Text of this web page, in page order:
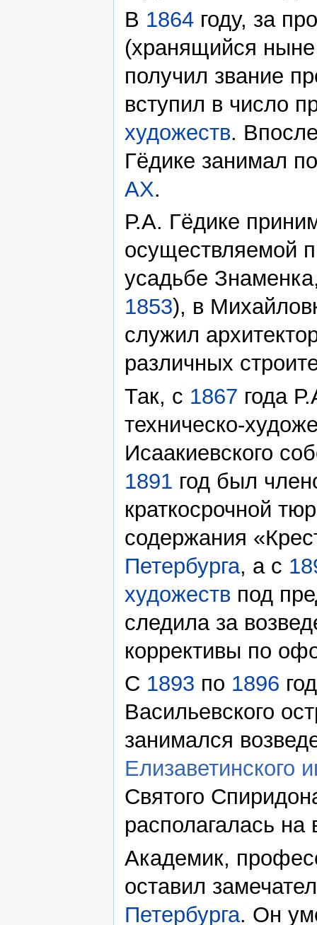
В 1864 году, за
(хранящийся
получил звание
вступил в число
художеств.
Гёдике занимал
АХ.
Р.А. Гёдике
осуществляемой
усадьбе
1853), в
служил
различных
Так, с 1867 года
техническо-
Исаакиевского
1891 год был
краткосрочной
содержания
Петербурга, а с
художеств под
следила за
коррективы по
С 1893 по 1896
Васильевского
занимался
Елизаветинского
Святого
располагалась
Академик,
оставил
Петербурга. Он